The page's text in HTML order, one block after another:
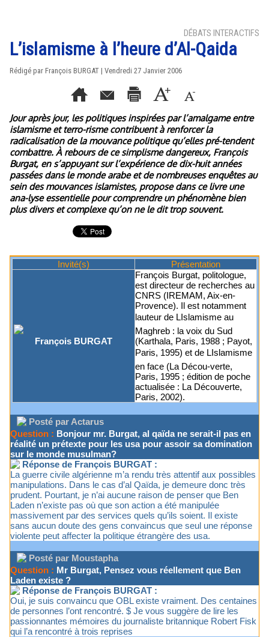
DÉBATS INTERACTIFS
L’islamisme à l’heure d’Al-Qaida
Rédigé par François BURGAT | Vendredi 27 Janvier 2006
Jour après jour, les politiques inspirées par l’amalgame entre
islamisme et terro-risme contribuent à renforcer la
radicalisation de la mouvance politique qu’elles pré-tendent
combattre. À rebours de ce simplisme dangereux, François
Burgat, en s’appuyant sur l’expérience de dix-huit années
passées dans le monde arabe et de nombreuses enquêtes au
sein des mouvances islamistes, propose dans ce livre une
ana-lyse essentielle pour comprendre un phénomène bien
plus divers et complexe qu’on ne le dit trop souvent.
Invité(s) Présentation
François BURGAT
François Burgat, politologue,
est directeur de recherches au
CNRS (IREMAM, Aix-en-
Provence). Il est notamment
lauteur de LIslamisme au
Maghreb : la voix du Sud
(Karthala, Paris, 1988 ; Payot,
Paris, 1995) et de LIslamisme
en face (La Décou-verte,
Paris, 1995 ; édition de poche
actualisée : La Découverte,
Paris, 2002).
Posté par Actarus
Question : Bonjour mr. Burgat, al qaïda ne serait-il pas en
réalité un prétexte pour les usa pour assoir sa domination
sur le monde musulman?
Réponse de François BURGAT :
La guerre civile algérienne m’a rendu très attentif aux possibles
manipulations. Dans le cas d’al Qaïda, je demeure donc très
prudent. Pourtant, je n’ai aucune raison de penser que Ben
Laden n’existe pas où que son action a été manipulée
massivement par des services quels qu’ils soient. Il existe
sans aucun doute des gens convaincus que seul une réponse
violente peut affecter la politique étrangère des usa.
Posté par Moustapha
Question : Mr Burgat, Pensez vous réellement que Ben
Laden existe ?
Réponse de François BURGAT :
Oui, je suis convaincu que OBL existe vraiment. Des centaines
de personnes l’ont rencontré. $ Je vous suggère de lire les
passionnantes mémoires du journaliste britannique Robert Fisk
qui l’a rencontré à trois reprises